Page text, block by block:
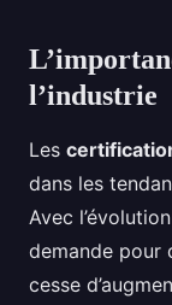
l’industrie
Les
dans les
Avec
demande pour
cesse